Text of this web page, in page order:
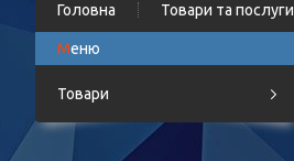
Головна Товари та послуги
Товари